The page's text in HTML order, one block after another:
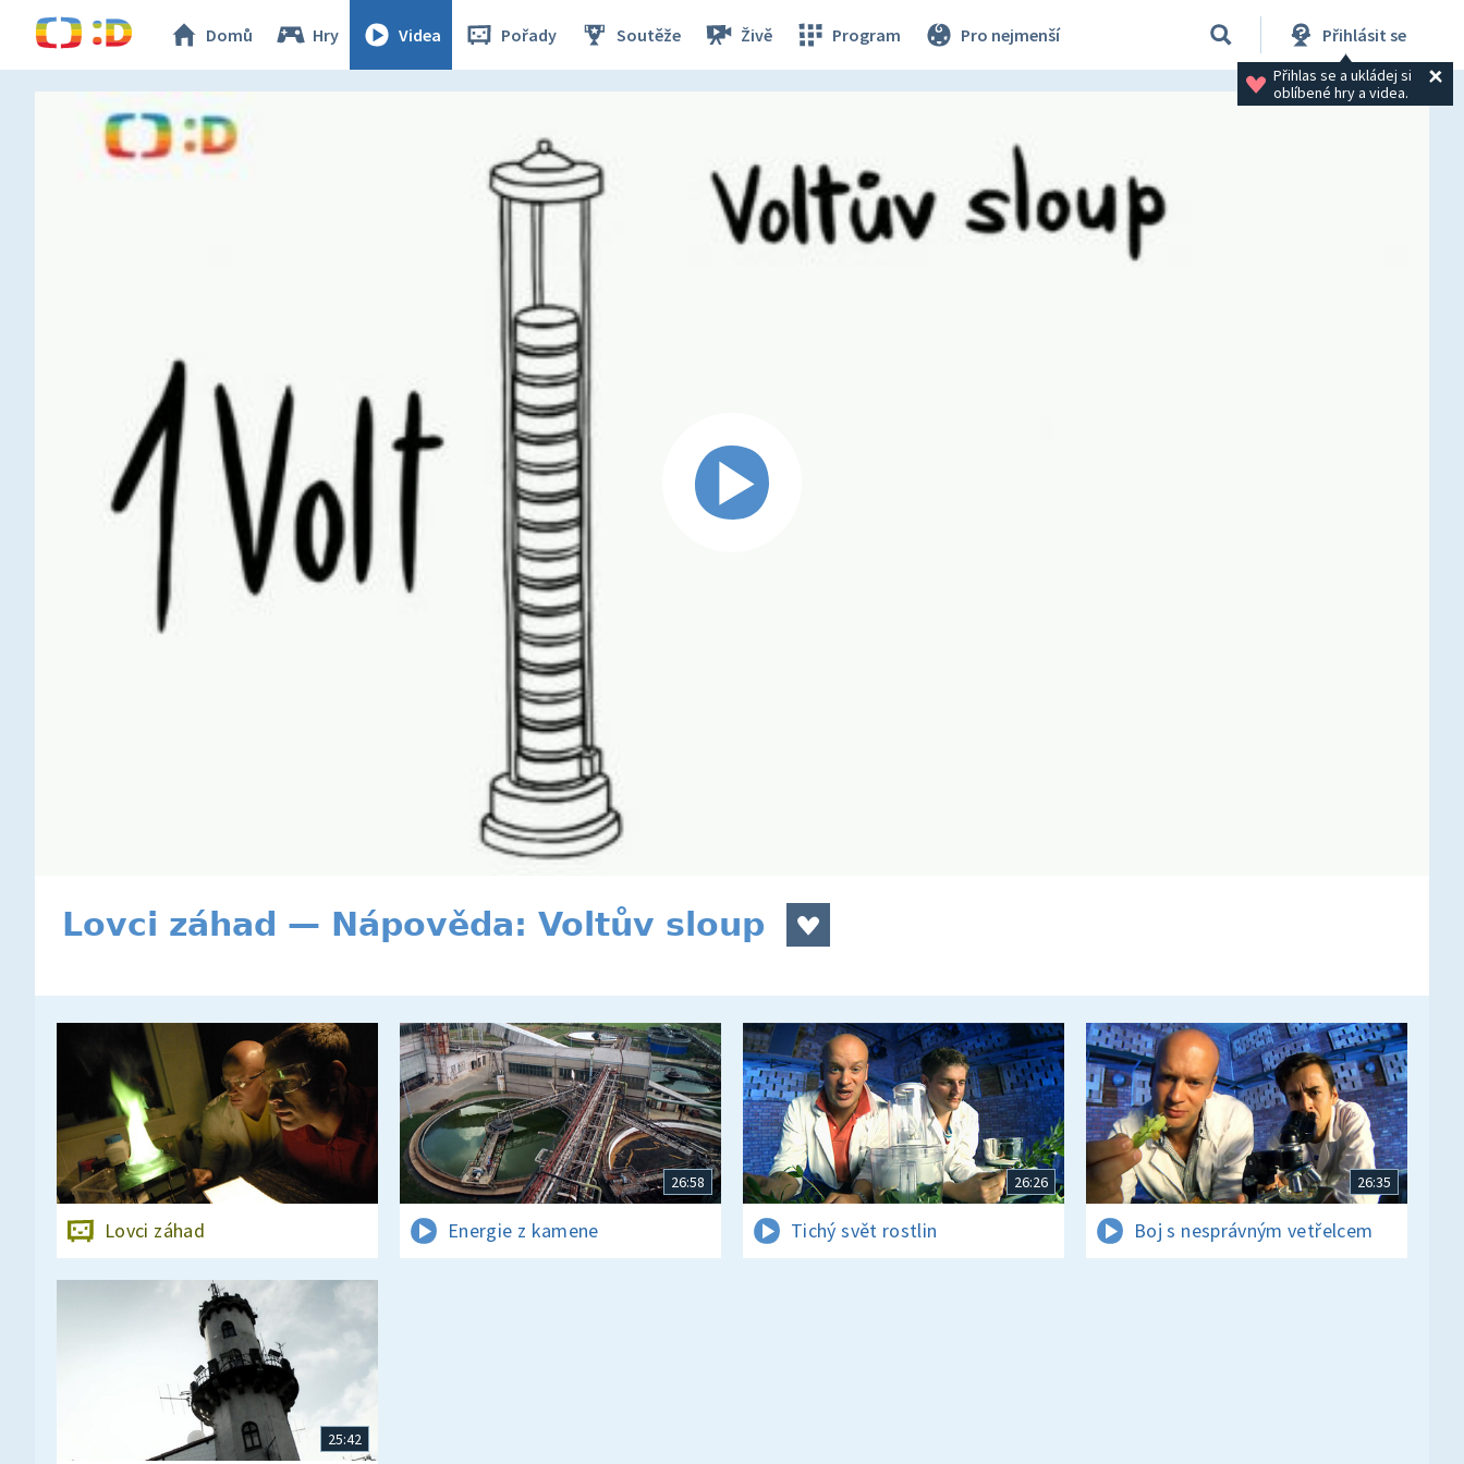
Domů Hry Videa Pořady Soutěže Živě Program Pro nejmenší Přihlásit se
Přihlas se a ukládej si
oblíbené hry a videa.
Lovci záhad — Nápověda: Voltův sloup
Lovci záhad
26:58
Energie z kamene
26:26
Tichý svět rostlin
26:35
Boj s nesprávným vetřelcem
25:42